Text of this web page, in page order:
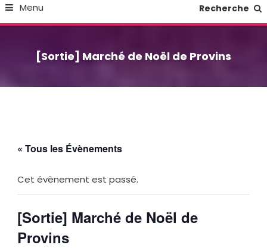
Menu Recherche
[Sortie] Marché de Noël de Provins
« Tous les Évènements
Cet évènement est passé.
[Sortie] Marché de Noël de
Provins